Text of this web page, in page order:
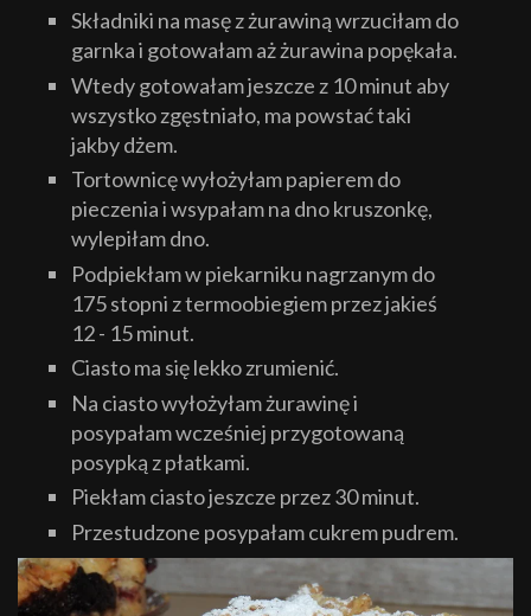
Składniki na masę z żurawiną wrzuciłam do
garnka i gotowałam aż żurawina popękała.
Wtedy gotowałam jeszcze z 10 minut aby
wszystko zgęstniało, ma powstać taki
jakby dżem.
Tortownicę wyłożyłam papierem do
pieczenia i wsypałam na dno kruszonkę,
wylepiłam dno.
Podpiekłam w piekarniku nagrzanym do
175 stopni z termoobiegiem przez jakieś
12 - 15 minut.
Ciasto ma się lekko zrumienić.
Na ciasto wyłożyłam żurawinę i
posypałam wcześniej przygotowaną
posypką z płatkami.
Piekłam ciasto jeszcze przez 30 minut.
Przestudzone posypałam cukrem pudrem.